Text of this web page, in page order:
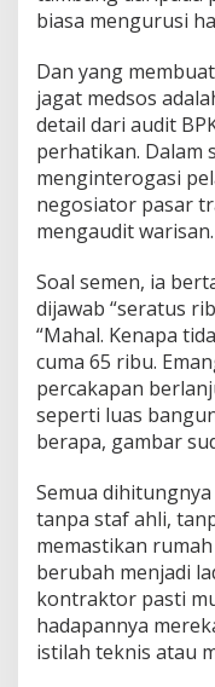
biasa mengurusi
Dan yang
jagat medsos
detail dari audit
perhatikan. Dalam
menginterogasi
negosiator pasar
mengaudit warisan.
Soal semen, ia
dijawab “seratus
“Mahal. Kenapa
cuma 65 ribu.
percakapan
seperti luas
berapa, gambar
Semua
tanpa staf ahli,
memastikan
berubah menjadi
kontraktor pasti
hadapannya
istilah teknis atau